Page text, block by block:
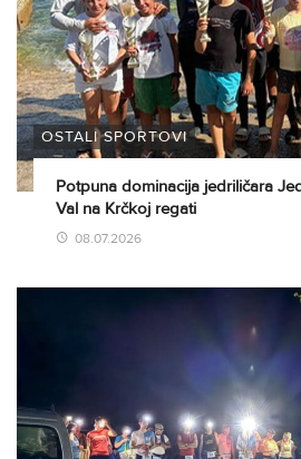
OSTALI SPORTOVI
Potpuna dominacija jedriličara
Val na Krčkoj regati
08.07.2026